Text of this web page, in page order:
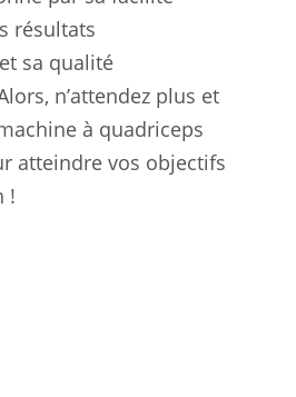
résultats
sa qualité
n’attendez plus et
à quadriceps
atteindre vos objectifs
!